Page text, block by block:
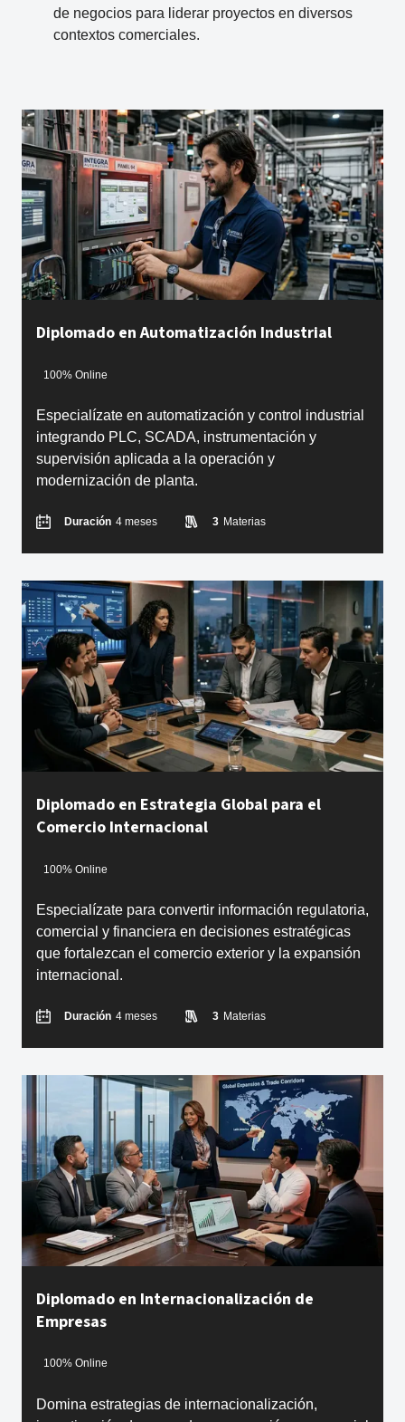
de negocios para liderar proyectos en diversos
contextos comerciales.
Diplomado en Automatización Industrial
100% Online
Especialízate en automatización y control industrial
integrando PLC, SCADA, instrumentación y
supervisión aplicada a la operación y
modernización de planta.
Duración 4 meses 3 Materias
Diplomado en Estrategia Global para el
Comercio Internacional
100% Online
Especialízate para convertir información regulatoria,
comercial y financiera en decisiones estratégicas
que fortalezcan el comercio exterior y la expansión
internacional.
Duración 4 meses 3 Materias
Diplomado en Internacionalización de
Empresas
100% Online
Domina estrategias de internacionalización,